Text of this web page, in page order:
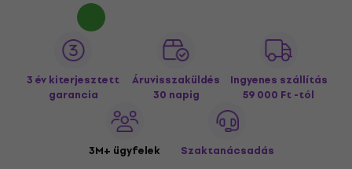
3 év kiterjesztett
garancia
Áruvisszaküldés
30 napig
Ingyenes szállítás
59 000 Ft -tól
3M+ ügyfelek Szaktanácsadás